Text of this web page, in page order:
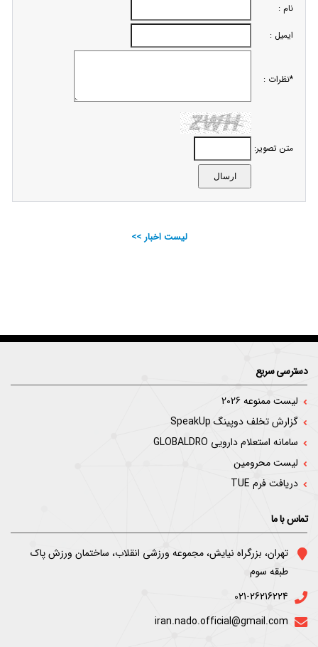
نام :
ایمیل :
*نظرات :
متن تصویر:
لیست اخبار >>
دسترسی سریع
لیست ممنوعه 2026
گزارش تخلف دوپینگ SpeakUp
سامانه استعلام دارویی GLOBALDRO
لیست محرومین
دریافت فرم TUE
تماس با ما
ﺗﻬﺮان، ﺑﺰرﮔﺮاه ﻧﯿﺎﯾﺶ، ﻣﺠﻤﻮﻋﻪ ورزﺷﯽ اﻧﻘﻼب، ﺳﺎﺧﺘﻤﺎن ورزش ﭘﺎک
ﻃﺒﻘﻪ ﺳﻮم
021-26216224
iran.nado.official@gmail.com